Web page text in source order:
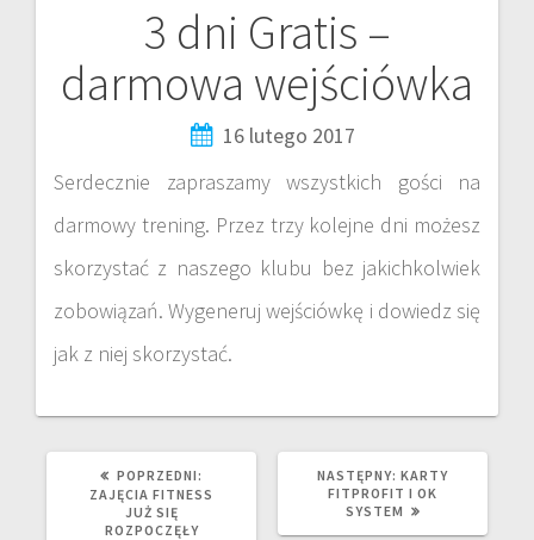
3 dni Gratis –
darmowa wejściówka
16 lutego 2017
Serdecznie zapraszamy wszystkich gości na
darmowy trening. Przez trzy kolejne dni możesz
skorzystać z naszego klubu bez jakichkolwiek
zobowiązań. Wygeneruj wejściówkę i dowiedz się
jak z niej skorzystać.
POPRZEDNI:
ZAJĘCIA FITNESS
JUŻ SIĘ
ROZPOCZĘŁY
NASTĘPNY: KARTY
FITPROFIT I OK
SYSTEM